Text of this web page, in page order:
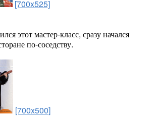
[700x525]
этот мастер-класс, сразу начался
по-соседству.
[700x500]